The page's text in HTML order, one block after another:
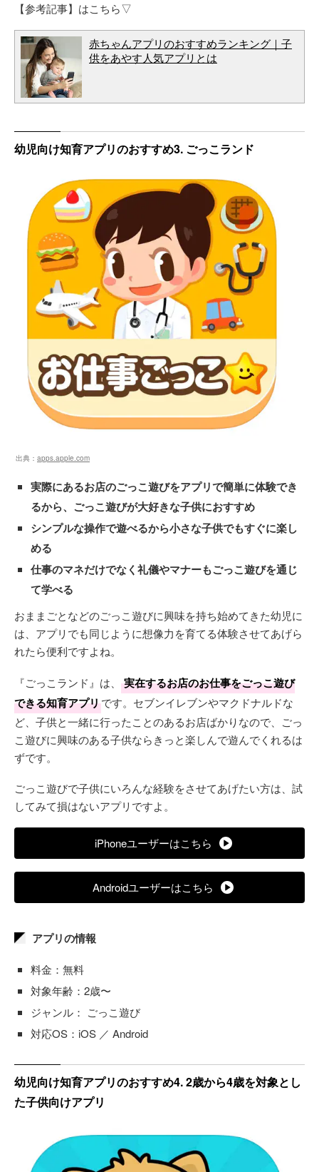
【参考記事】はこちら▽
赤ちゃんアプリのおすすめランキング｜子
供をあやす人気アプリとは
幼児向け知育アプリのおすすめ3. ごっこランド
出典： apps.apple.com
実際にあるお店のごっこ遊びをアプリで簡単に体験でき
るから、ごっこ遊びが大好きな子供におすすめ
シンプルな操作で遊べるから小さな子供でもすぐに楽し
める
仕事のマネだけでなく礼儀やマナーもごっこ遊びを通じ
て学べる
おままごとなどのごっこ遊びに興味を持ち始めてきた幼児に
は、アプリでも同じように想像力を育てる体験させてあげら
れたら便利ですよね。
『ごっこランド』は、
実在するお店のお仕事をごっこ遊び
できる知育アプリです。セブンイレブンやマクドナルドな
ど、子供と一緒に行ったことのあるお店ばかりなので、ごっ
こ遊びに興味のある子供ならきっと楽しんで遊んでくれるは
ずです。
ごっこ遊びで子供にいろんな経験をさせてあげたい方は、試
してみて損はないアプリですよ。
iPhoneユーザーはこちら
Androidユーザーはこちら
アプリの情報
料金：無料
対象年齢：2歳〜
ジャンル： ごっこ遊び
対応OS：iOS ／ Android
幼児向け知育アプリのおすすめ4. 2歳から4歳を対象とし
た子供向けアプリ